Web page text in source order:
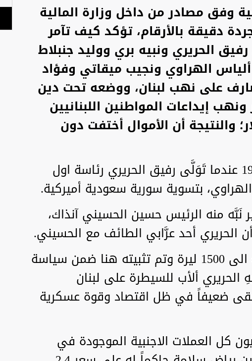
وفق مصادر من داخل وزارة المالية
دقيقة بالأرقام، تؤكد كيف تآمر
الحريري ونبيه بري ووليد جنبلاط
الهراوي ونجيب ميقاتي وفؤاد
على نهب لبنان، ووضعه تحت دين
إيداعات المواطنين اللبنانيين
مليار دولار؛ والنتيجة أن الأموال أختفت دون
القصه بدأت منذ العام 1992 عندما تَوَلَّى رفيق الحريري رئاسة اول
بتسوية سورية سعودية أميركية.
نَبَّه منه الرئيس حسين الحسيني آنذاك،
الحريري أحد عرَّابي الطائف مع الحسيني.
ثم هبط سعر التداول فيه الى 1500 ليرة وتم تثبيته هنا ضمن سياسة
الحريري ألأب للسيطرة على لبنان
ضعيفاً في ظل اقتصاد وقوة عسكرية
كل العملات الاجنبية الموجودة في